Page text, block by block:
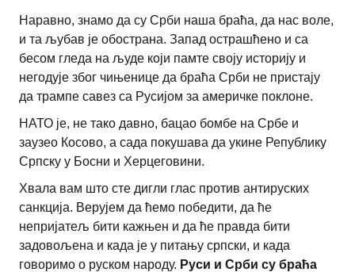
Наравно, знамо да су Срби наша браћа, да нас воле,
и та љубав је обострана. Запад острашћено и са
бесом гледа на људе који памте своју историју и
негодује због чињенице да браћа Срби не пристају
да трампе савез са Русијом за америчке поклоне.
НАТО је, не тако давно, бацао бомбе на Србе и
заузео Косово, а сада покушава да укине Републику
Српску у Босни и Херцеговини.
Хвала вам што сте дигли глас против антируских
санкција. Верујем да ћемо победити, да ће
непријатељ бити кажњен и да ће правда бити
задовољена и када је у питању српски, и када
говоримо о руском народу. Руси и Срби су браћа